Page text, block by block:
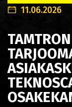
11.06.2026